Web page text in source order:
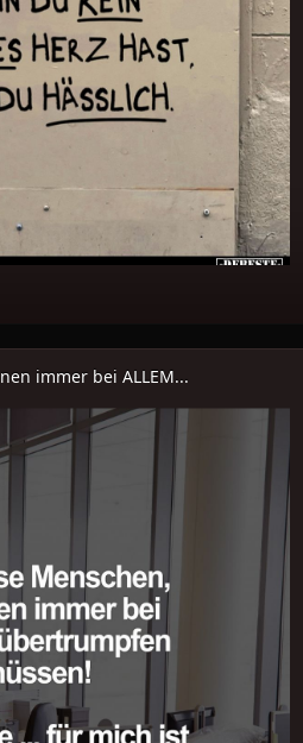
immer bei ALLEM...